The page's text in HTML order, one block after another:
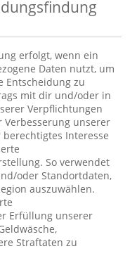
erfolgt, wenn ein
Daten nutzt, um
Entscheidung zu
mit dir und/oder in
Verpflichtungen
unserer
Interesse
So verwendet
oder Standortdaten,
auszuwählen.
Erfüllung unserer
Straftaten zu